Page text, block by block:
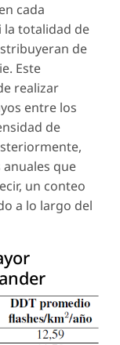
cada
totalidad de
de
Este
realizar
entre los
de
que
un conteo
a lo largo del